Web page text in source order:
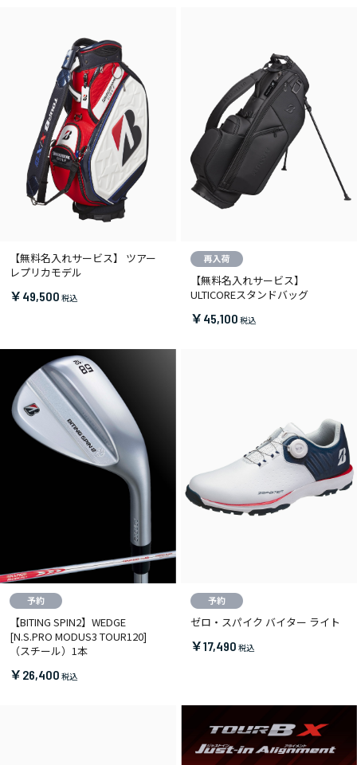
【無料名入れサービス】 ツアー
レプリカモデル
￥49,500
【無料名入れサービス】
ULTICOREスタンドバッグ
￥45,100
【BITING SPIN2】WEDGE
[N.S.PRO MODUS3 TOUR120]
（スチール）1本
￥26,400
ゼロ・スパイク バイター ライト
￥17,490